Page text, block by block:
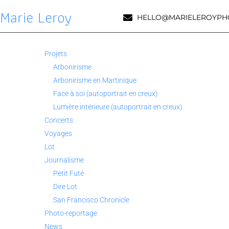
Marie Leroy
Projets
Arbonirisme
Arbonirisme en Martinique
Face à soi (autoportrait en creux)
Lumière intérieure (autoportrait en creux)
Concerts
Voyages
Lot
Journalisme
Petit Futé
Dire Lot
San Francisco Chronicle
Photo-reportage
News